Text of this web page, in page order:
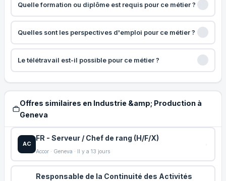
Quelle formation ou diplôme est requis pour ce métier ?
Quelles sont les perspectives d'emploi pour ce métier ?
Le télétravail est-il possible pour ce métier ?
Offres similaires en Industrie &amp; Production à
Geneva
AC
FR - Serveur / Chef de rang (H/F/X)
Accor · Geneva · Il y a 13 jours
Responsable de la Continuité des Activités